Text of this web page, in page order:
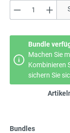
Produkt
Bundle
Machen Sie
Kombinieren
sichern Sie
Bundles